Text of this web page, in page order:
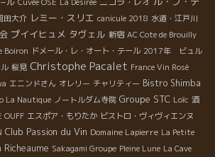
田大介 レミー・スリエ canicule 2018 水道・江戸川
プイイヒュメ タヴェル 新宿 AC Cote de Brouilly
Boiron ドメール・レ・オート・テール 2017年 ビュル
桜見 Christophe Pacalet France Vin Rosé
エニンドさん オレリー チャリティー Bistro Shimba
La Nautique ノートルダム寺院 Groupe STC Loïc 酒
OUFF エスポア・もりたか ビストロ・ヴィヴィエンヌ
Club Passion du Vin Domaine Lapierre La Petite
Richeaume Sakagami Groupe Pleine Lune La Cave